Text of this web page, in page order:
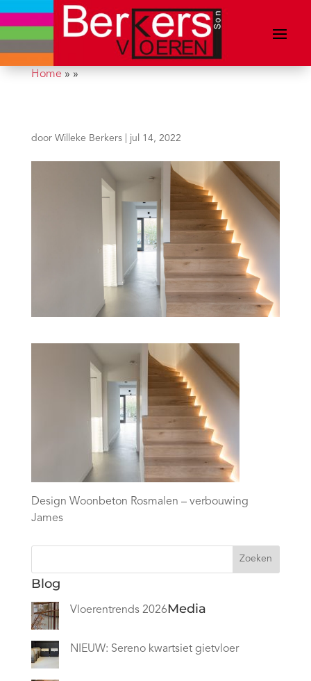
Home» »
door Willeke Berkers| jul 14, 2022
Design Woonbeton Rosmalen – verbouwing
James
Zoeken
Blog
Vloerentrends 2026
NIEUW: Sereno kwartsiet gietvloer
Media